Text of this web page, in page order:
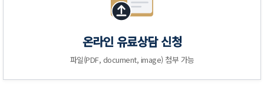
온라인 유료상담 신청
파일(PDF, document, image) 첨부 가능